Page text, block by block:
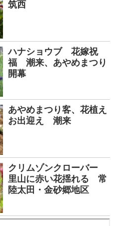
筑西
ハナショウブ 花嫁祝
福 潮来、あやめまつり
開幕
あやめまつり客、花植え
お出迎え 潮来
クリムゾンクローバー
里山に赤い花揺れる 常
陸太田・金砂郷地区